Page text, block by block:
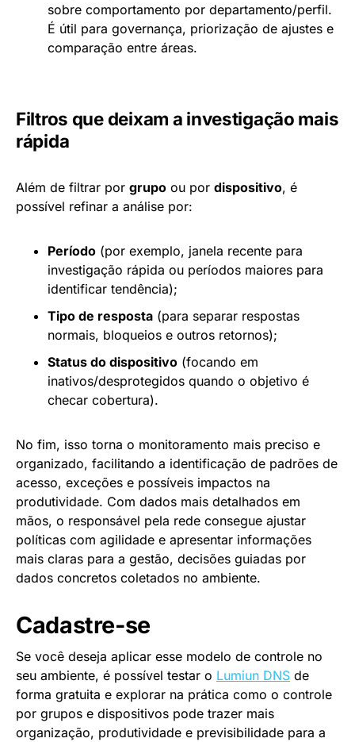
sobre comportamento por departamento/perfil.
É útil para governança, priorização de ajustes e
comparação entre áreas.
Filtros que deixam a investigação mais
rápida
Além de filtrar por grupo ou por dispositivo, é
possível refinar a análise por:
Período (por exemplo, janela recente para
investigação rápida ou períodos maiores para
identificar tendência);
Tipo de resposta (para separar respostas
normais, bloqueios e outros retornos);
Status do dispositivo (focando em
inativos/desprotegidos quando o objetivo é
checar cobertura).
No fim, isso torna o monitoramento mais preciso e
organizado, facilitando a identificação de padrões de
acesso, exceções e possíveis impactos na
produtividade. Com dados mais detalhados em
mãos, o responsável pela rede consegue ajustar
políticas com agilidade e apresentar informações
mais claras para a gestão, decisões guiadas por
dados concretos coletados no ambiente.
Cadastre-se
Se você deseja aplicar esse modelo de controle no
seu ambiente, é possível testar o Lumiun DNS de
forma gratuita e explorar na prática como o controle
por grupos e dispositivos pode trazer mais
organização, produtividade e previsibilidade para a